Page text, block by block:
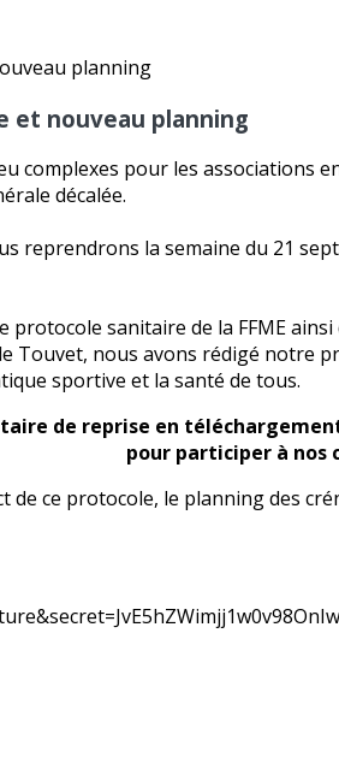
et nouveau planning
complexes pour les associations
décalée.
reprendrons la semaine du 21
protocole sanitaire de la FFME
Touvet, nous avons rédigé notre
sportive et la santé de tous.
de reprise en
pour participer à nos
ce protocole, le planning des